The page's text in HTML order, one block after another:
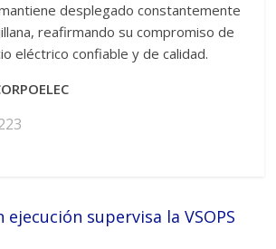
desplegado constantemente
reafirmando su compromiso de
eléctrico confiable y de calidad.
ejecución supervisa la VSOPS